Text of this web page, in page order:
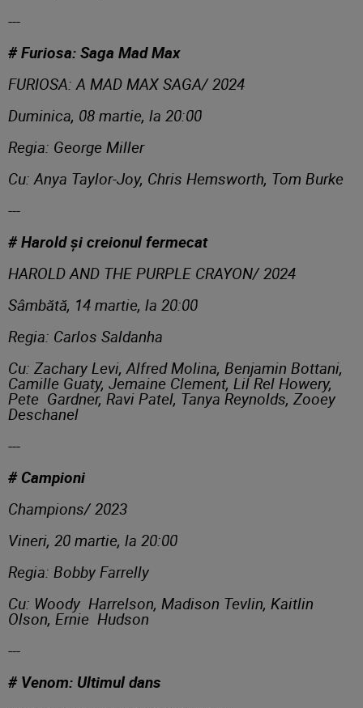
---
# Furiosa: Saga Mad Max
FURIOSA: A MAD MAX SAGA/ 2024
Duminica, 08 martie, la 20:00
Regia: George Miller
Cu: Anya Taylor-Joy, Chris Hemsworth, Tom Burke
---
# Harold și creionul fermecat
HAROLD AND THE PURPLE CRAYON/ 2024
Sâmbătă, 14 martie, la 20:00
Regia: Carlos Saldanha
Cu: Zachary Levi, Alfred Molina, Benjamin Bottani,
Camille Guaty, Jemaine Clement, Lil Rel Howery,
Pete Gardner, Ravi Patel, Tanya Reynolds, Zooey
Deschanel
---
# Campioni
Champions/ 2023
Vineri, 20 martie, la 20:00
Regia: Bobby Farrelly
Cu: Woody Harrelson, Madison Tevlin, Kaitlin
Olson, Ernie Hudson
---
# Venom: Ultimul dans